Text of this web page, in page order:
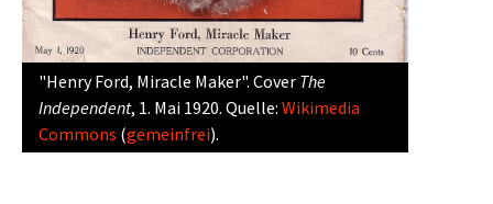
"Henry Ford, Miracle Maker". Cover The
Independent, 1. Mai 1920. Quelle: Wikimedia
Commons (gemeinfrei).